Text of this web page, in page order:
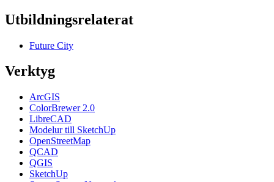
Utbildningsrelaterat
Future City
Verktyg
ArcGIS
ColorBrewer 2.0
LibreCAD
Modelur till SketchUp
OpenStreetMap
QCAD
QGIS
SketchUp